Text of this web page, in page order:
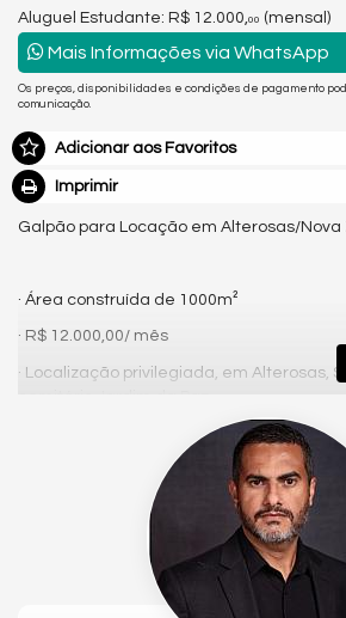
Aluguel Estudante: R$ 12.000,00 (mensal)
Mais Informações via WhatsApp
Os preços, disponibilidades e condições de pagamento
comunicação.
Adicionar aos Favoritos
Imprimir
Galpão para Locação em Alterosas/Nova
· Área construída de 1000m²
· R$ 12.000,00/ mês
· Localização privilegiada, em Alterosas,
cemitério Jardim da Paz.
O piso/banheiros e escritório serão feitos
necessidade do locatário.
Agende uma visita agora mesmo